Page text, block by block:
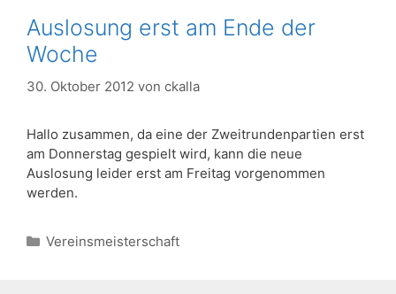
Auslosung erst am Ende der
Woche
30. Oktober 2012 von ckalla
Hallo zusammen, da eine der Zweitrundenpartien erst
am Donnerstag gespielt wird, kann die neue
Auslosung leider erst am Freitag vorgenommen
werden.
Kategorien
Vereinsmeisterschaft